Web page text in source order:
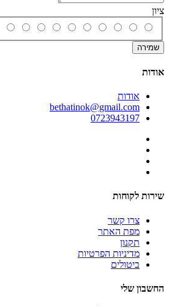
ציון
שמירה
אודות
אודות
bethatinok@gmail.com
0723943197
שירות לקוחות
צרו קשר
מפת האתר
תקנון
מדיניות הפרטיות
ביטולים
החשבון שלי